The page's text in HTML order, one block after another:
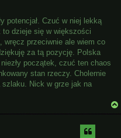
potencjał. Czuć w niej lekką
dzieje się w większości
wręcz przeciwnie ale wiem co
za tą pozycję. Polska
początek, czuć ten chaos
stan rzeczy. Cholernie
Nick w grze jak na